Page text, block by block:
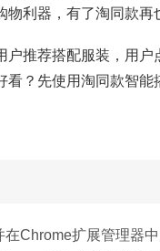
物利器，有了淘同款再
推荐搭配服装，用
看？先使用淘同款智能
在Chrome扩展管理器